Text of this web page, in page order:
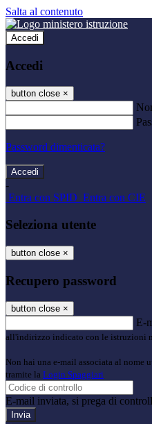
Salta al contenuto
Accedi
Accedi
button close ×
Password dimenticata?
-
Entra con SPID Entra con CIE
Seleziona utente
button close ×
Recupero password
button close ×
E-
all'indirizzo indicato con le istruzioni
Non hai una e-mail associata al nome
tramite la Login Spaggiari
E-mail inviata, si prega di